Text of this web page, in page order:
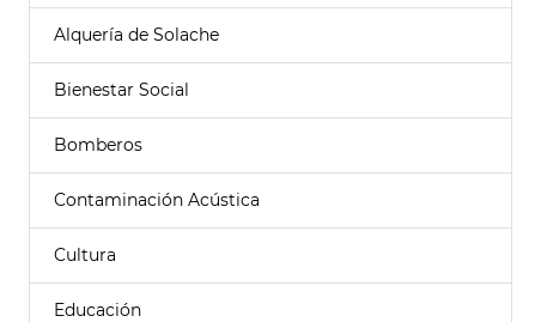
Alquería de Solache
Bienestar Social
Bomberos
Contaminación Acústica
Cultura
Educación